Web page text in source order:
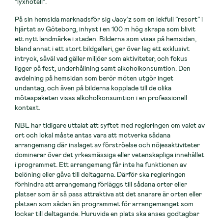
På sin hemsida marknadsför sig Jacy’z som en lekfull ”resort” i
hjärtat av Göteborg, inhyst i en 100 m hög skrapa som blivit
ett nytt landmärke i staden. Bilderna som visas på hemsidan,
bland annat i ett stort bildgalleri, ger över lag ett exklusivt
intryck, såväl vad gäller miljöer som aktiviteter, och fokus
ligger på fest, underhållning samt alkoholkonsumtion. Den
avdelning på hemsidan som berör möten utgör inget
undantag, och även på bilderna kopplade till de olika
mötespaketen visas alkoholkonsumtion i en professionell
kontext.
NBL har tidigare uttalat att syftet med regleringen om valet av
ort och lokal måste antas vara att motverka sådana
arrangemang där inslaget av förströelse och nöjesaktiviteter
dominerar över det yrkesmässiga eller vetenskapliga innehållet
i programmet. Ett arrangemang får inte ha funktionen av
belöning eller gåva till deltagarna. Därför ska regleringen
förhindra att arrangemang förläggs till sådana orter eller
platser som är så pass attraktiva att det snarare är orten eller
platsen som sådan än programmet för arrangemanget som
lockar till deltagande. Huruvida en plats ska anses godtagbar